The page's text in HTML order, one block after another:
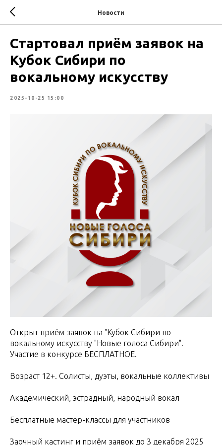
Новости
Стартовал приём заявок на
Кубок Сибири по
вокальному искусству
2025-10-25 15:00
Открыт приём заявок на "Кубок Сибири по
вокальному искусству "Новые голоса Сибири".
Участие в конкурсе БЕСПЛАТНОЕ.
Возраст 12+. Солисты, дуэты, вокальные коллективы
Академический, эстрадный, народный вокал
Бесплатные мастер-классы для участников
Заочный кастинг и приём заявок до 3 декабря 2025